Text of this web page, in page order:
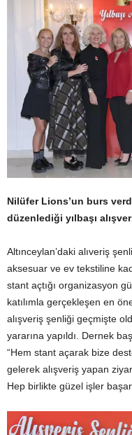
Nilüfer Lions’un burs
düzenlediği yılbaşı
Altınceylan’daki alıveriş
aksesuar ve ev tekstiline
stant açtığı organizasyon
katılımla gerçekleşen en
alışveriş şenliği geçmişte
yararına yapıldı. Dernek
“Hem stant açarak bize
gelerek alışveriş yapan
Hep birlikte güzel işler